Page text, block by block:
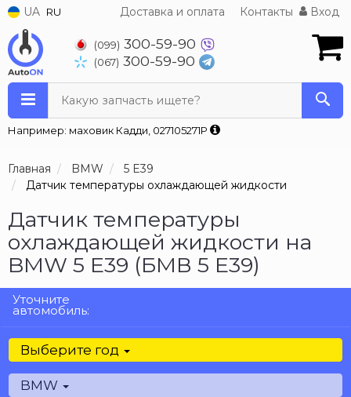
UA RU Доставка и оплата Контакты Вход
(099) 300-59-90
(067) 300-59-90
Какую запчасть ищете?
Например: маховик Кадди, 027105271P
Главная BMW
5 E39
Датчик температуры охлаждающей жидкости
Датчик температуры
охлаждающей жидкости на
BMW 5 E39 (БМВ 5 Е39)
Уточните
автомобиль:
Выберите год
BMW